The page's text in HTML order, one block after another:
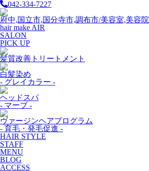
042-334-7227
府中,国立市,国分寺市,調布市/美容室,美容院
hair make AIR
SALON
PICK UP
髪質改善トリートメント
白髪染め
- グレイカラー -
ヘッドスパ
- マーブ -
ヴァージンヘアプログラム
- 育毛・発毛促進 -
HAIR STYLE
STAFF
MENU
BLOG
ACCESS